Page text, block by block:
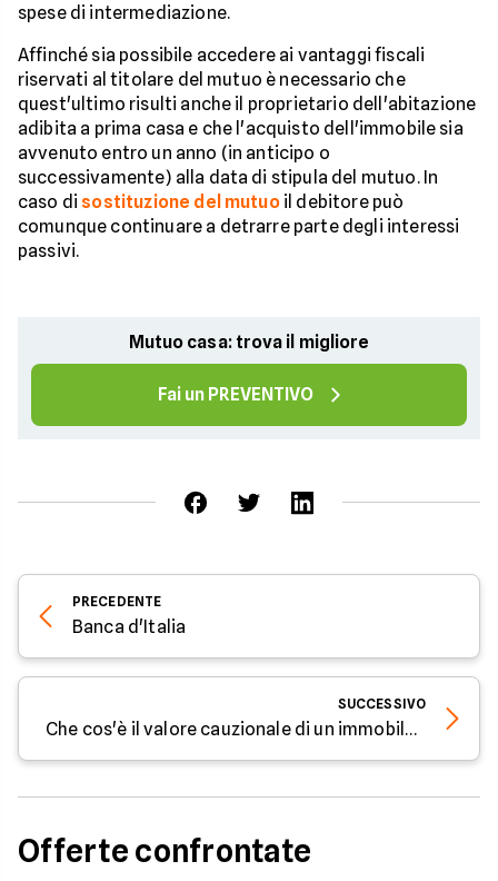
spese di intermediazione.
Affinché sia possibile accedere ai vantaggi fiscali
riservati al titolare del mutuo è necessario che
quest'ultimo risulti anche il proprietario dell'abitazione
adibita a prima casa e che l'acquisto dell'immobile sia
avvenuto entro un anno (in anticipo o
successivamente) alla data di stipula del mutuo. In
caso di sostituzione del mutuoil debitore può
comunque continuare a detrarre parte degli interessi
passivi.
Mutuo casa: trova il migliore
Fai un PREVENTIVO
PRECEDENTE
Banca d'Italia
SUCCESSIVO
Che cos'è il valore cauzionale di un immobile e come si calcola
Offerte confrontate